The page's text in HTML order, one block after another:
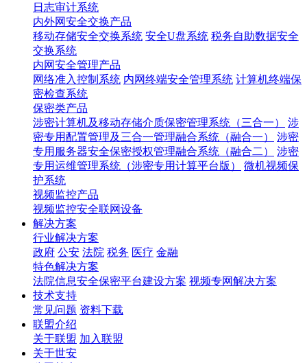
日志审计系统
内外网安全交换产品
移动存储安全交换系统 安全U盘系统 税务自助数据安全
交换系统
内网安全管理产品
网络准入控制系统 内网终端安全管理系统 计算机终端保
密检查系统
保密类产品
涉密计算机及移动存储介质保密管理系统（三合一）
涉
密专用配置管理及三合一管理融合系统（融合一）
涉密
专用服务器安全保密授权管理融合系统（融合二）
涉密
专用运维管理系统（涉密专用计算平台版）
微机视频保
护系统
视频监控产品
视频监控安全联网设备
解决方案
行业解决方案
政府 公安 法院 税务 医疗 金融
特色解决方案
法院信息安全保密平台建设方案 视频专网解决方案
技术支持
常见问题 资料下载
联盟介绍
关于联盟 加入联盟
关于世安